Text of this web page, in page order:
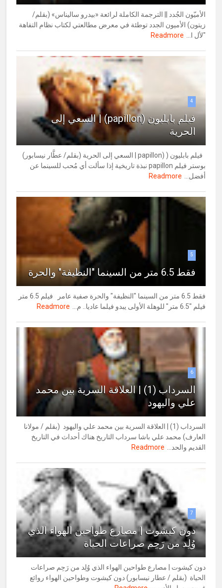
الأميّون الجُدد || الترجمة الكاملة لرائعة «بيدرو ساليناس» (بقلم/
زيتون) الأميون الجدد توطئة في معرض مطالعتي لكتاب نظام التفاهة
"لأل ا...
Readmore
4
فيلم بابليون (papillon) | السعي إلى
الحرية
فيلم بابليون ( (papillon | السعي إلى الحرية (بقلم/ عطَّار نيسابور)
بوستر فيلم papillon نبذة تاريخية إذا سألت أي مُحب للسينما عن
أفضل...
Readmore
5
فقط 6.5 متر من السينما "النظيفة" والحرة
فقط 6.5 متر من السينما "النظيفة" والحرة صفية عامر فيلم 6.5 متر
فيلم "6.5 متر" للوهلة الأولى يبدو فيلما عاديا.. م...
Readmore
6
السرداب (1) | العلاقة السرية بين محمد
علي واليهود
السرداب (1) | العلاقة السرية بين محمد علي واليهود (بقلم / مولانا
العارف) محمد علي باشا سرداب التاريخ هناك أحداث في التاريخ
القديم والحد...
Readmore
7
دون كيشوت | مصارع طواحين الهواء الذي
وُلِد من رَحِم صراعات الحياة
دون كيشوت | مصارع طواحين الهواء الذي وُلِد من رَحِم صراعات
الحياة (بقلم / عطار نيسابور) دون كيشوت وطواحين الهواء روائع